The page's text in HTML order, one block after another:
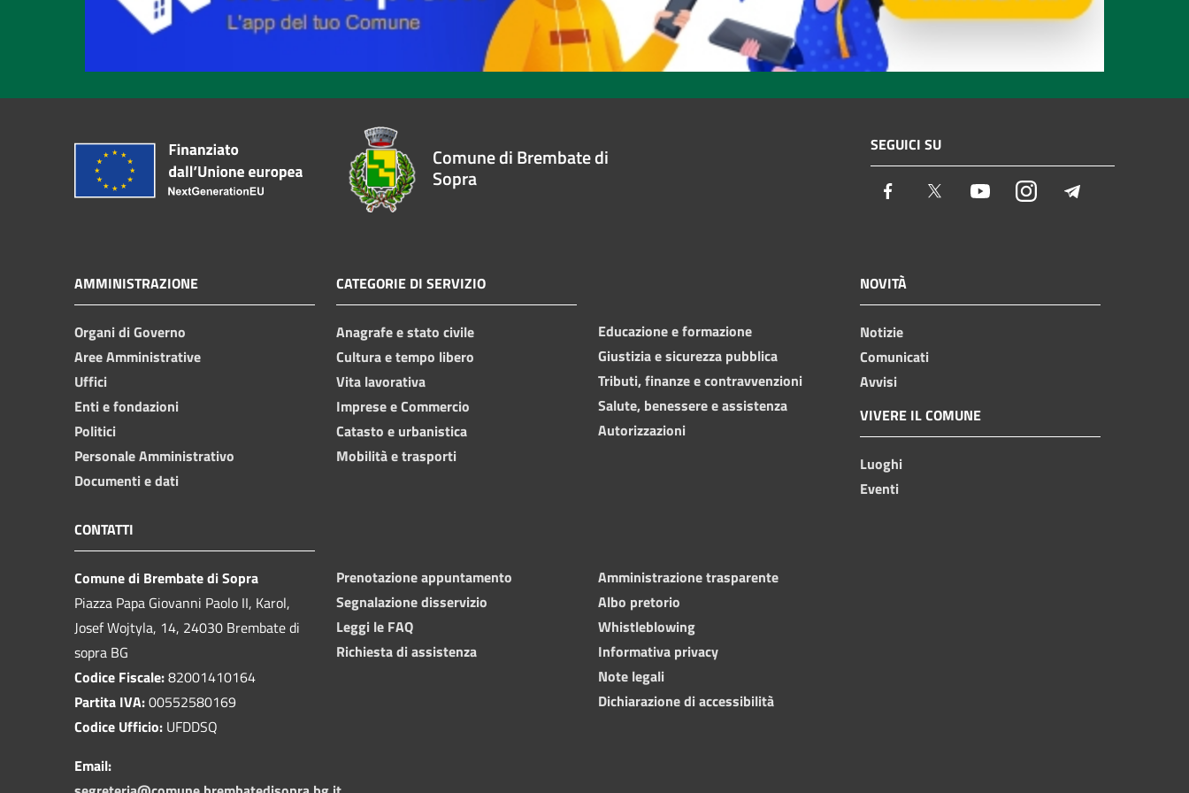
Comune di Brembate di
Sopra
SEGUICI SU
Facebook Twitter YoutubeInstagram
AMMINISTRAZIONE
Organi di Governo
Aree Amministrative
Uffici
Enti e fondazioni
Politici
Personale Amministrativo
Documenti e dati
CATEGORIE DI SERVIZIO
Anagrafe e stato civile
Cultura e tempo libero
Vita lavorativa
Imprese e Commercio
Catasto e urbanistica
Mobilità e trasporti
Educazione e formazione
Giustizia e sicurezza pubblica
Tributi, finanze e contravvenzioni
Salute, benessere e assistenza
Autorizzazioni
NOVITÀ
Notizie
Comunicati
Avvisi
VIVERE IL COMUNE
Luoghi
Eventi
CONTATTI
Comune di Brembate di Sopra
Piazza Papa Giovanni Paolo II, Karol,
Josef Wojtyla, 14, 24030 Brembate di
sopra BG
Codice Fiscale:82001410164
Partita IVA:00552580169
Codice Ufficio: UFDDSQ
Email:
Prenotazione appuntamento
Segnalazione disservizio
Leggi le FAQ
Richiesta di assistenza
Amministrazione trasparente
Albo pretorio
Whistleblowing
Informativa privacy
Note legali
Dichiarazione di accessibilità